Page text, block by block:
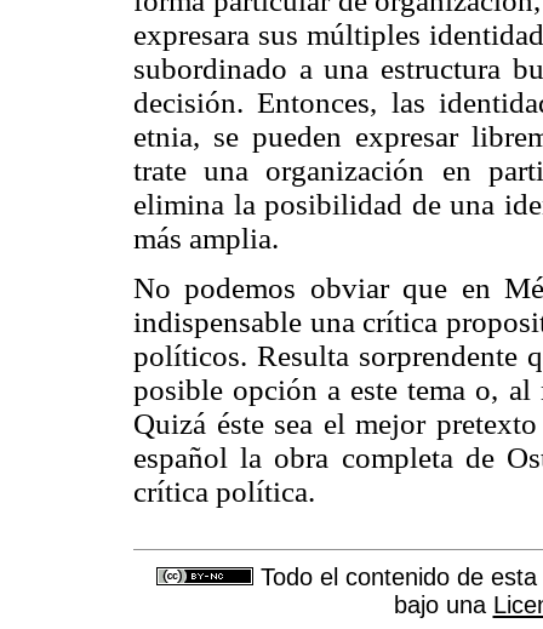
expresara sus múltiples
subordinado a una estructura
decisión. Entonces, las
etnia, se pueden expresar
trate una organización en
elimina la posibilidad de una
más amplia.
No podemos obviar que en
indispensable una crítica
políticos. Resulta sorprendente
posible opción a este tema o,
Quizá éste sea el mejor
español la obra completa de
crítica política.
Todo el contenido de
bajo una